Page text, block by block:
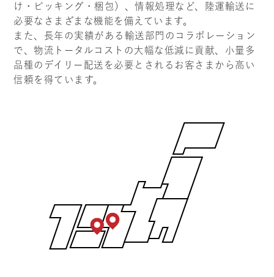
け・ピッキング・梱包）、情報処理など、陸運輸送に
必要なさまざまな機能を備えています。
また、長年の実績がある輸送部門のコラボレーション
で、物流トータルコストの大幅な低減に貢献、小量多
品種のデイリー配送を必要とされるお客さまから高い
信頼を得ています。